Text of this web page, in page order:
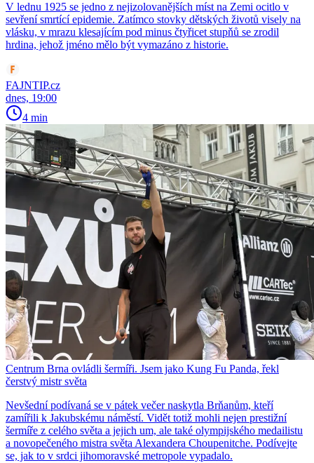
V lednu 1925 se jedno z nejizolovanějších míst na Zemi ocitlo v
sevření smrtící epidemie. Zatímco stovky dětských životů visely na
vlásku, v mrazu klesajícím pod minus čtyřicet stupňů se zrodil
hrdina, jehož jméno mělo být vymazáno z historie.
FAJNTIP.cz
dnes, 19:00
4 min
Centrum Brna ovládli šermíři. Jsem jako Kung Fu Panda, řekl
čerstvý mistr světa
Nevšední podívaná se v pátek večer naskytla Brňanům, kteří
zamířili k Jakubskému náměstí. Vidět totiž mohli nejen prestižní
šermíře z celého světa a jejich um, ale také olympijského medailistu
a novopečeného mistra světa Alexandera Choupenitche. Podívejte
se, jak to v srdci jihomoravské metropole vypadalo.